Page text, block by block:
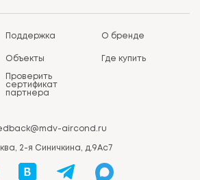
Поддержка О бренде
Объекты Где купить
Проверить
сертификат
партнера
aircond.ru
2-я Синичкина, д.9Ас7